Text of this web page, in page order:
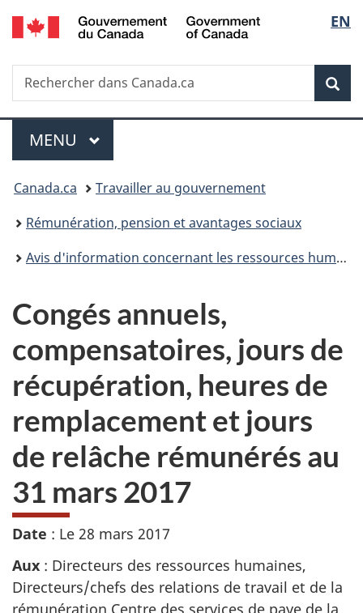
Passer
au
principal
Passer
à
Au
du
Passer
à
version
simplifiée
de
la
EN
Recherche
Rechercher
dans
Menu
MENU PRINCIPAL
Vous
êtes
ici :
Canada.ca
Travailler au gouvernement
Rémunération, pension et avantages sociaux
Avis d'information concernant les ressources humaines
Congés annuels,
compensatoires, jours de
récupération, heures de
remplacement et jours
de relâche rémunérés au
31 mars 2017
Date : Le 28 mars 2017
Aux : Directeurs des ressources humaines,
Directeurs/chefs des relations de travail et de la
rémunération Centre des services de paye de la